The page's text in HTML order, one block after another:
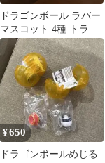
ドラゴンボール ラバー
マスコット 4種 トラン
クス 悟空 ベジータ ゴ
ジータ
¥650
ドラゴンボールめじる